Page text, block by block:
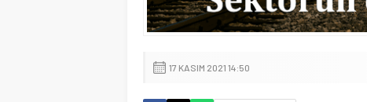
17 KASIM 2021 14:50